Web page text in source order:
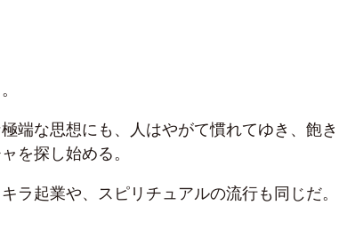
端な思想にも、人はやがて慣れてゆき、飽き
を探し始める。
ラ起業や、スピリチュアルの流行も同じだ。